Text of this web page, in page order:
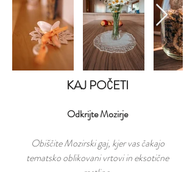
KAJ POČETI
Odkrijte Mozirje
Obiščite Mozirski gaj, kjer vas čakajo
tematsko oblikovani vrtovi in eksotične